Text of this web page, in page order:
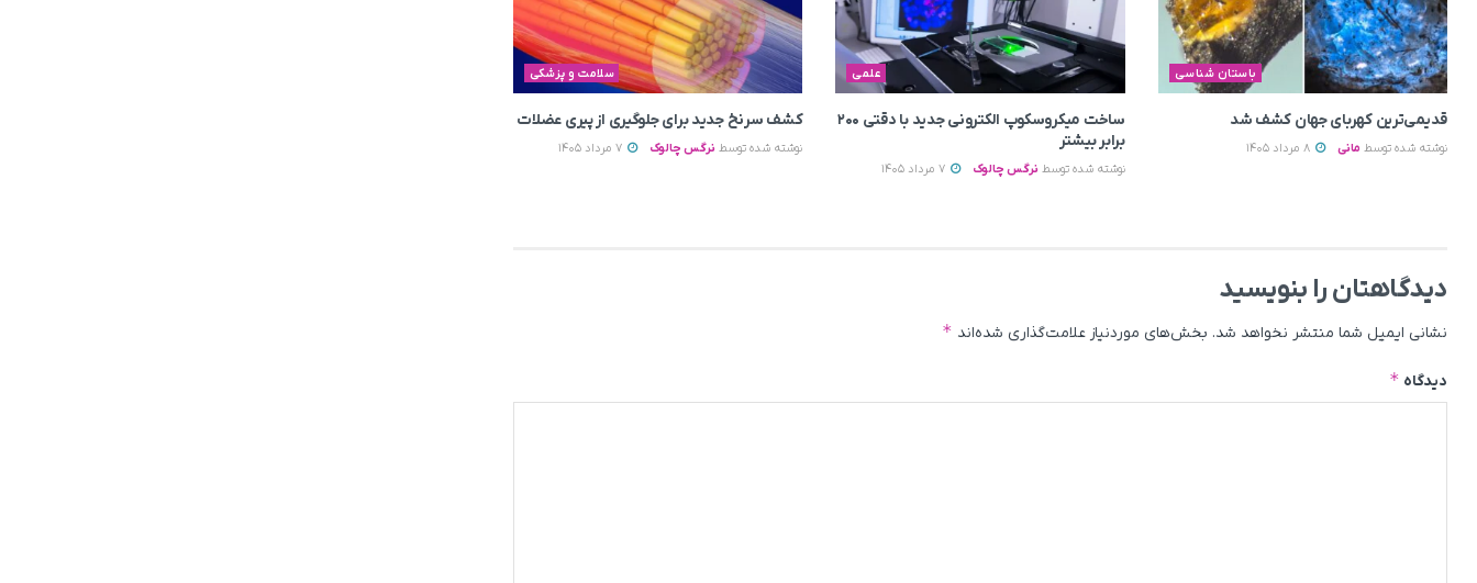
باستان شناسی
قدیمی‌ترین کهربای جهان کشف شد
نوشته شده توسط مانی
علمی
ساخت میکروسکوپ الکترونی جدید با دقتی ۲۰۰
برابر بیشتر
نوشته شده توسط نرگس چالوک 7 مرداد 1405
سلامت و پزشکی
کشف سرنخ جدید برای جلوگیری از پیری عضلات
نوشته شده توسط نرگس چالوک
دیدگاهتان را بنویسید
نشانی ایمیل شما منتشر نخواهد شد. بخش‌های موردنیاز علامت‌گذاری شده‌اند *
دیدگاه *